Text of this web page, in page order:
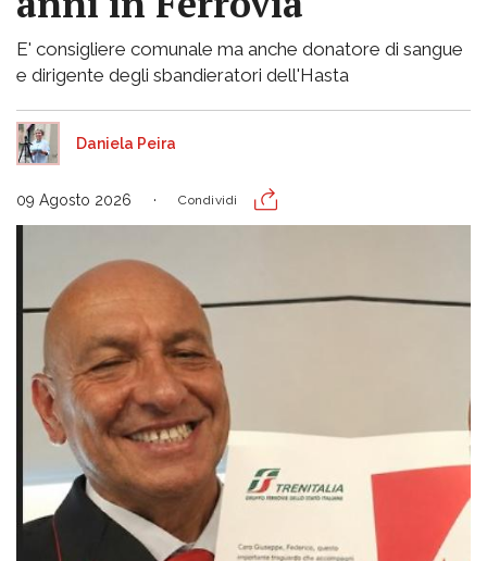
E' consigliere comunale ma anche donatore di sangue
e dirigente degli sbandieratori dell'Hasta
Daniela Peira
09 Agosto 2026 Condividi